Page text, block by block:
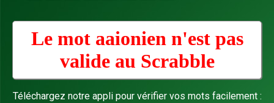
Le mot aaionien n'est pas
valide au Scrabble
Téléchargez notre appli pour vérifier vos mots facilement :